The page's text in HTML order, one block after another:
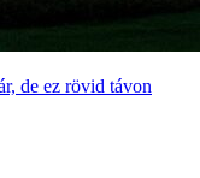
de ez rövid távon